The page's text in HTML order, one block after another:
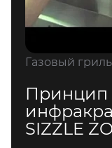
Газовый гриль
Принцип
SIZZLE